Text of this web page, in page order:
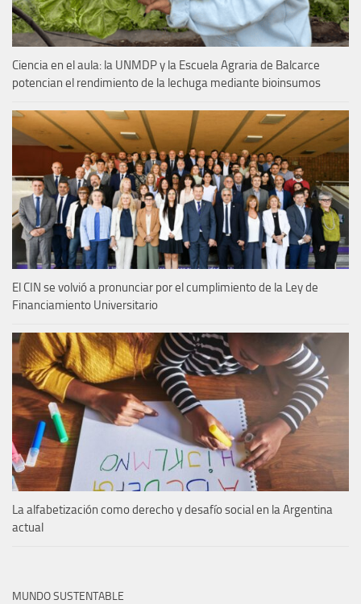
Ciencia en el aula: la UNMDP y la Escuela Agraria de Balcarce
potencian el rendimiento de la lechuga mediante bioinsumos
El CIN se volvió a pronunciar por el cumplimiento de la Ley de
Financiamiento Universitario
La alfabetización como derecho y desafío social en la Argentina
actual
MUNDO SUSTENTABLE